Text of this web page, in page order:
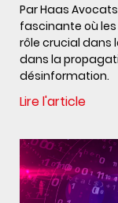
Par Haas
fascinante où
rôle crucial dans
dans la
désinformation.
Lire l'article